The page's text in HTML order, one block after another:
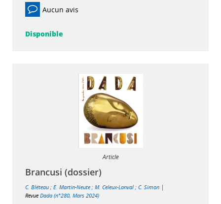
Aucun avis
Disponible
Article
Brancusi (dossier)
C. Bléteau ; E. Martin-Neute ; M. Celeux-Lanval ; C. Simon |
Revue Dada (n°280, Mars 2024)